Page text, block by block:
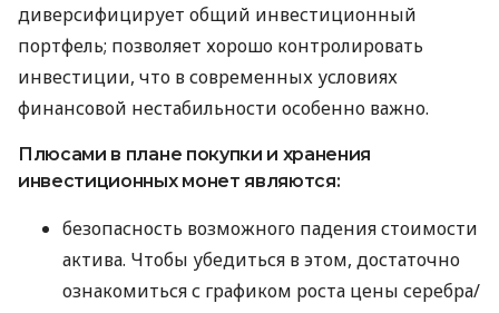
диверсифицирует общий инвестиционный
портфель; позволяет хорошо контролировать
инвестиции, что в современных условиях
финансовой нестабильности особенно важно.
Плюсами в плане покупки и хранения
инвестиционных монет являются:
безопасность возможного падения стоимости
актива. Чтобы убедиться в этом, достаточно
ознакомиться с графиком роста цены серебра/